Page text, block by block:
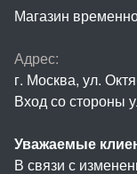
Магазин
Адрес:
г. Москва, ул.
Вход со стороны
Уважаемые
В связи с